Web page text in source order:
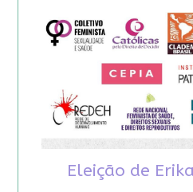
Eleição de